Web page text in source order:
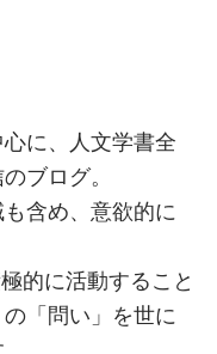
に、人文学書全
ブログ。
含め、意欲的に
的に活動すること
「問い」を世に